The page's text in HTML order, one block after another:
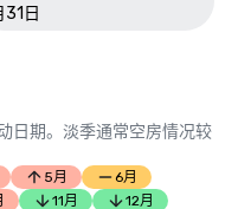
31日
日期。淡季通常空房情况较
5月
6月
11月 12月